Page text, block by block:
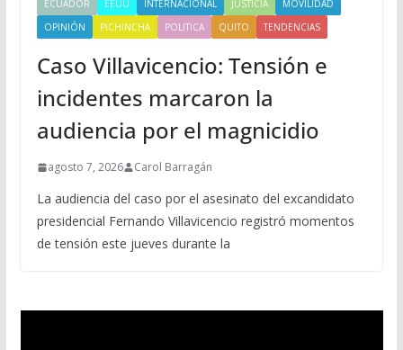
ECUADOR EEUU INTERNACIONAL JUSTICIA
MOVILIDAD
OPINIÓN
PICHINCHA POLITICA QUITO TENDENCIAS
Caso Villavicencio: Tensión e
incidentes marcaron la
audiencia por el magnicidio
agosto 7, 2026 Carol Barragán
La audiencia del caso por el asesinato del excandidato
presidencial Fernando Villavicencio registró momentos
de tensión este jueves durante la